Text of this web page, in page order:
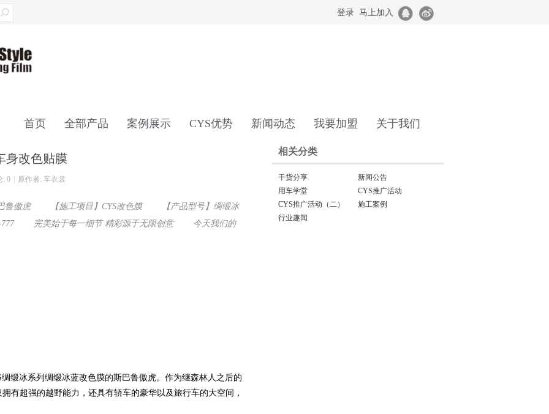
登录 马上加入
首页 全部产品 案例展示 CYS优势 新闻动态 我要加盟 关于我们
联系我们
身改色贴膜
: 0 原作者: 车衣裳
虎 【施工项目】CYS改色膜 【产品型号】绸缎冰
777 完美始于每一细节 精彩源于无限创意 今天我们的
冰系列绸缎冰蓝改色膜的斯巴鲁傲虎。作为继森林人之后的
有超强的越野能力，还具有轿车的豪华以及旅行车的大空间，
相关分类
干货分享
新闻公告
用车学堂
CYS推广活动
CYS推广活动（二）
施工案例
行业趣闻